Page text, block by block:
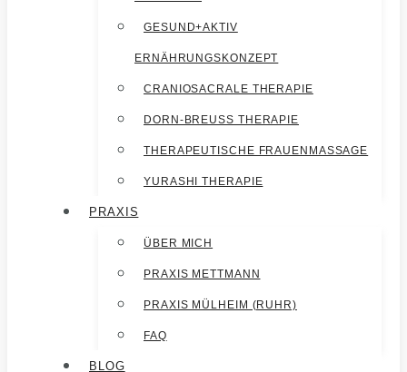
GESUND+AKTIV
ERNÄHRUNGSKONZEPT
CRANIOSACRALE THERAPIE
DORN-BREUSS THERAPIE
THERAPEUTISCHE FRAUENMASSAGE
YURASHI THERAPIE
PRAXIS
ÜBER MICH
PRAXIS METTMANN
PRAXIS MÜLHEIM (RUHR)
FAQ
BLOG